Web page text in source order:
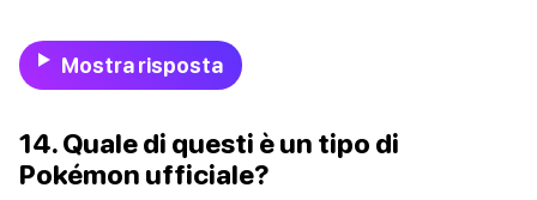
Mostra risposta
14. Quale di questi è un tipo di
Pokémon ufficiale?